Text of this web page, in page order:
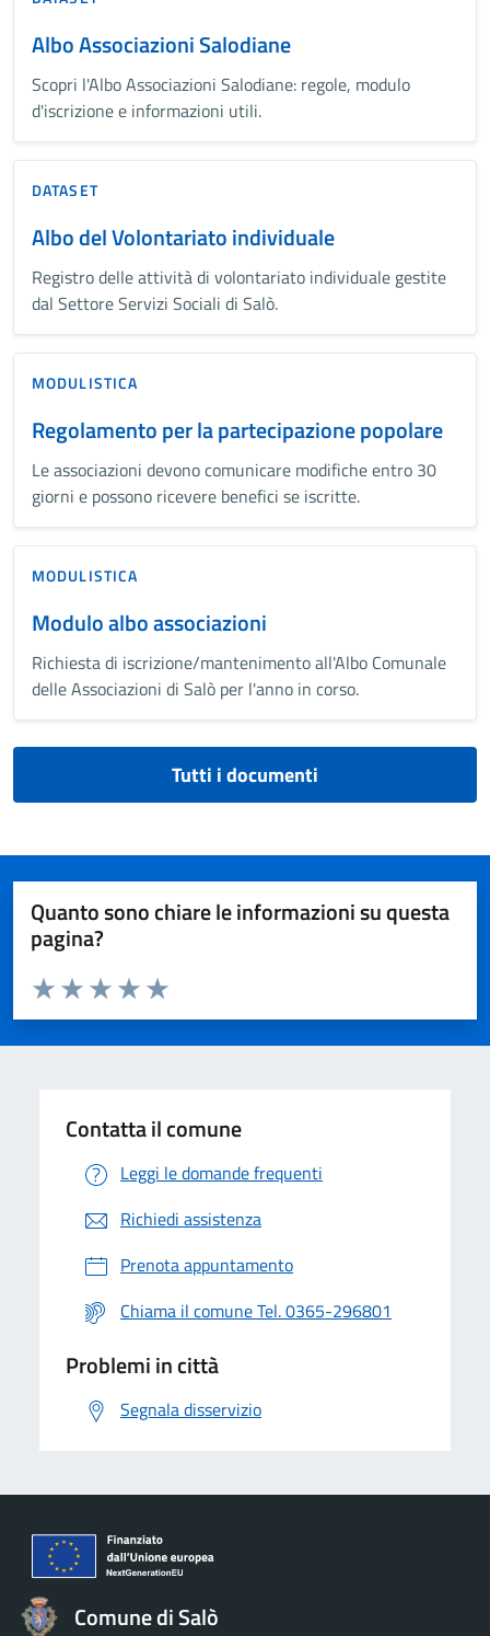
Albo Associazioni Salodiane
Scopri l'Albo Associazioni Salodiane: regole, modulo
d'iscrizione e informazioni utili.
DATASET
Albo del Volontariato individuale
Registro delle attività di volontariato individuale gestite
dal Settore Servizi Sociali di Salò.
MODULISTICA
Regolamento per la partecipazione popolare
Le associazioni devono comunicare modifiche entro 30
giorni e possono ricevere benefici se iscritte.
MODULISTICA
Modulo albo associazioni
Richiesta di iscrizione/mantenimento all'Albo Comunale
delle Associazioni di Salò per l'anno in corso.
Tutti i documenti
Quanto sono chiare le informazioni su questa
pagina?
Valuta da 1 a 5 stelle la pagina
Valuta 5 stelle su 5
Valuta 4 stelle su 5
Valuta 3 stelle su 5
Valuta 2 stelle su 5
Valuta 1 stelle su 5
Contatta il comune
Leggi le domande frequenti
Richiedi assistenza
Prenota appuntamento
Chiama il comune Tel. 0365-296801
Problemi in città
Segnala disservizio
Comune di Salò